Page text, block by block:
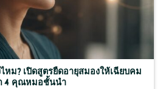
หม? เปิดสูตรยืดอายุสมองให้เฉียบคม
4 คุณหมอชั้นนำ